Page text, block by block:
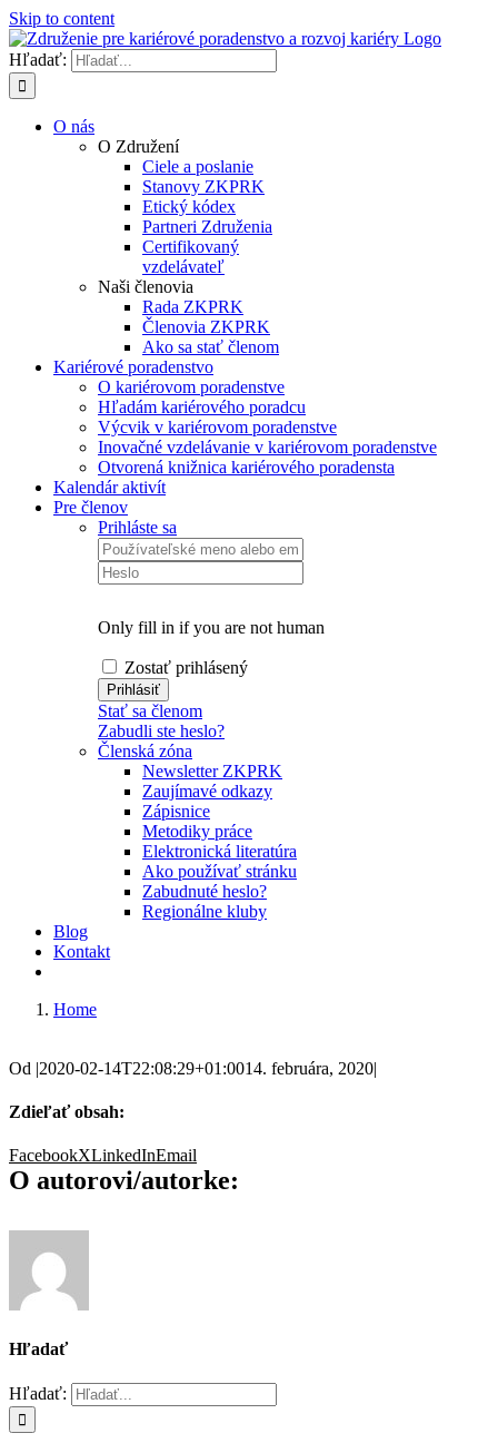
Skip to content
Hľadať:
O nás
O Združení
Ciele a poslanie
Stanovy ZKPRK
Etický kódex
Partneri Združenia
Certifikovaný
vzdelávateľ
Naši členovia
Rada ZKPRK
Členovia ZKPRK
Ako sa stať členom
Kariérové poradenstvo
O kariérovom poradenstve
Hľadám kariérového poradcu
Výcvik v kariérovom poradenstve
Inovačné vzdelávanie v kariérovom poradenstve
Otvorená knižnica kariérového poradensta
Kalendár aktivít
Pre členov
Prihláste sa
Only fill in if you are not human
Zostať prihlásený
Stať sa členom
Zabudli ste heslo?
Členská zóna
Newsletter ZKPRK
Zaujímavé odkazy
Zápisnice
Metodiky práce
Elektronická literatúra
Ako používať stránku
Zabudnuté heslo?
Regionálne kluby
Blog
Kontakt
Home
Od |2020-02-14T22:08:29+01:0014. februára, 2020|
Zdieľať obsah:
FacebookXLinkedInEmail
O autorovi/autorke:
Hľadať
Hľadať: